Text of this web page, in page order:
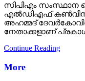
സിപിഎം സംസ്ഥാന
എല്‍ഡിഎഫ് കണ്‍വീനര്‍
അഹമ്മദ്
നേതാക്കളാണ്
Continue Reading
More